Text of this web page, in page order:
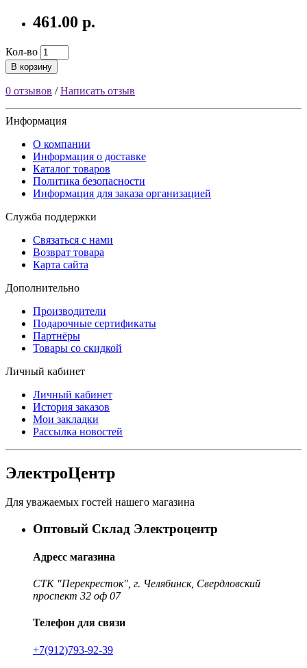
461.00 р.
Кол-во
В корзину
0 отзывов /Написать отзыв
Информация
О компании
Информация о доставке
Каталог товаров
Политика безопасности
Информация для заказа организацией
Служба поддержки
Связаться с нами
Возврат товара
Карта сайта
Дополнительно
Производители
Подарочные сертификаты
Партнёры
Товары со скидкой
Личный кабинет
Личный кабинет
История заказов
Мои закладки
Рассылка новостей
ЭлектроЦентр
Для уважаемых гостей нашего магазина
Оптовый Склад Электроцентр
Адресс магазина
СТК "Перекресток", г. Челябинск, Свердловский
проспект 32 оф 07
Телефон для связи
+7(912)793-92-39